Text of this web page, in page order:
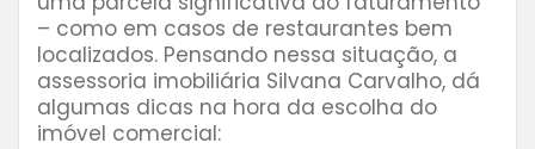
– como em casos de restaurantes bem
localizados. Pensando nessa situação, a
assessoria imobiliária Silvana Carvalho, dá
algumas dicas na hora da escolha do
imóvel comercial: